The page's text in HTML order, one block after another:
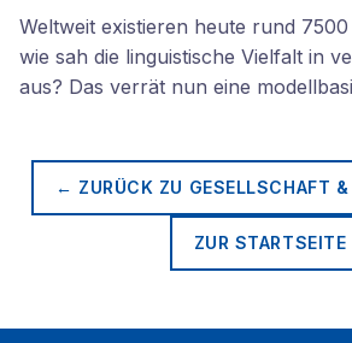
Weltweit existieren heute rund
wie sah die linguistische Vielfalt in
aus? Das verrät nun eine
← ZURÜCK ZU GESELLSCHAFT
ZUR STARTSEITE